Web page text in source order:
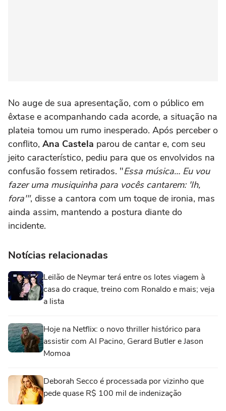
No auge de sua apresentação, com o público em
êxtase e acompanhando cada acorde, a situação na
plateia tomou um rumo inesperado. Após perceber o
conflito, Ana Castela parou de cantar e, com seu
jeito característico, pediu para que os envolvidos na
confusão fossem retirados. "Essa música… Eu vou
fazer uma musiquinha para vocês cantarem: 'Ih,
fora'", disse a cantora com um toque de ironia, mas
ainda assim, mantendo a postura diante do
incidente.
Notícias relacionadas
Leilão de Neymar terá entre os lotes viagem à
casa do craque, treino com Ronaldo e mais; veja
a lista
Hoje na Netflix: o novo thriller histórico para
assistir com Al Pacino, Gerard Butler e Jason
Momoa
Deborah Secco é processada por vizinho que
pede quase R$ 100 mil de indenização